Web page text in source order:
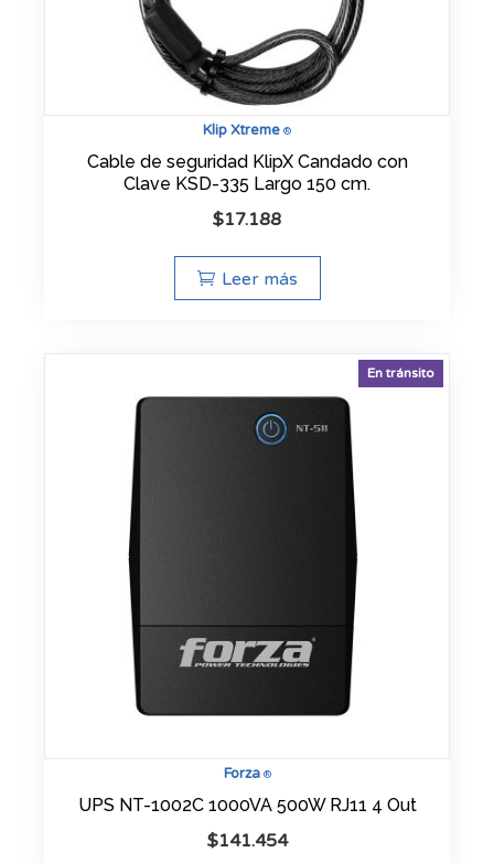
Klip Xtreme ®
Cable de seguridad KlipX Candado con
Clave KSD-335 Largo 150 cm.
$17.188
Leer más
Forza®
En tránsito
UPS NT-1002C 1000VA 500W RJ11 4 Out
$141.454